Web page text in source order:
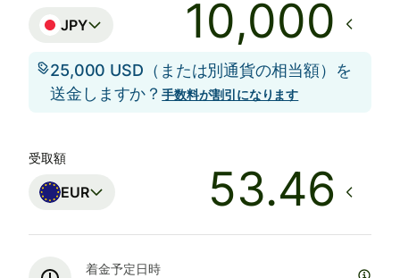
JPY
25,000 USD（または別通貨の相当額）を
送金しますか？手数料が割引になります
受取額
EUR
着金予定日時